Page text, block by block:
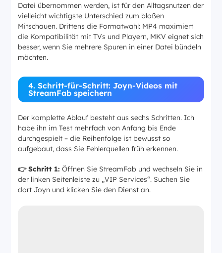
Datei übernommen werden, ist für den Alltagsnutzen der
vielleicht wichtigste Unterschied zum bloßen
Mitschauen. Drittens die Formatwahl: MP4 maximiert
die Kompatibilität mit TVs und Playern, MKV eignet sich
besser, wenn Sie mehrere Spuren in einer Datei bündeln
möchten.
4. Schritt-für-Schritt: Joyn-Videos mit
StreamFab speichern
Der komplette Ablauf besteht aus sechs Schritten. Ich
habe ihn im Test mehrfach von Anfang bis Ende
durchgespielt – die Reihenfolge ist bewusst so
aufgebaut, dass Sie Fehlerquellen früh erkennen.
👉 Schritt 1: Öffnen Sie StreamFab und wechseln Sie in
der linken Seitenleiste zu „VIP Services“. Suchen Sie
dort Joyn und klicken Sie den Dienst an.